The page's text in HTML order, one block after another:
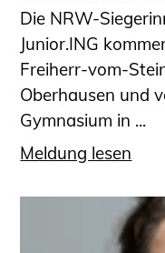
Publikationen
Stellenbörse
Staatlich
Öffentlich bestellte
Sachverständige
Qualifizierte
Die NRW-
Junior.ING
Freiherr-vom-
Oberhausen und
Gymnasium in ...
Meldung lesen